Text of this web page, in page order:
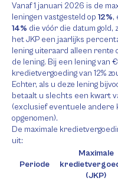
Vanaf 1 januari 2026 is de
leningen vastgesteld op 12%,
14% die vóór die datum gold,
het JKP een jaarlijks
lening uiteraard alleen rente
de lening. Bij een lening van
kredietvergoeding van 12%
Echter, als u deze lening
betaalt u slechts een kwart
(exclusief eventuele andere
opgenomen).
De maximale
uit:
Periode
Maximale
(JKP)